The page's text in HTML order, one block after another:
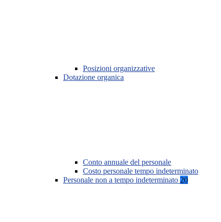
Posizioni organizzative
Dotazione organica
Conto annuale del personale
Costo personale tempo indeterminato
Personale non a tempo indeterminato 20